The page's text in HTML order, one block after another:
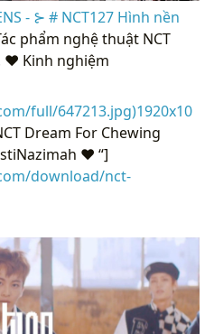
- ⊱ # NCT127 Hình nền
phẩm nghệ thuật NCT
♥ Kinh nghiệm
full/647213.jpg)1920x10
Dream For Chewing
♥ “]
download/nct-